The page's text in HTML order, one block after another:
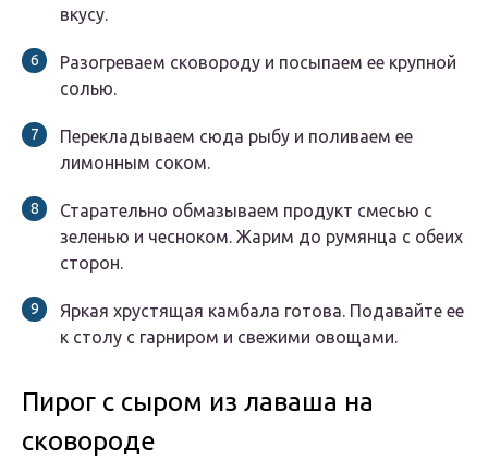
вкусу.
Разогреваем сковороду и посыпаем ее крупной
солью.
Перекладываем сюда рыбу и поливаем ее
лимонным соком.
Старательно обмазываем продукт смесью с
зеленью и чесноком. Жарим до румянца с обеих
сторон.
Яркая хрустящая камбала готова. Подавайте ее
к столу с гарниром и свежими овощами.
Πирoг с сырoм из лаваша на
скoвoрoдe